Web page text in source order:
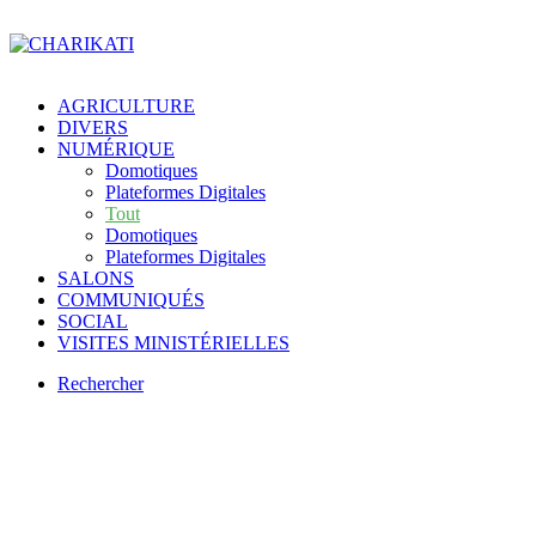
AGRICULTURE
DIVERS
NUMÉRIQUE
Domotiques
Plateformes Digitales
Tout
Domotiques
Plateformes Digitales
SALONS
COMMUNIQUÉS
SOCIAL
VISITES MINISTÉRIELLES
Rechercher